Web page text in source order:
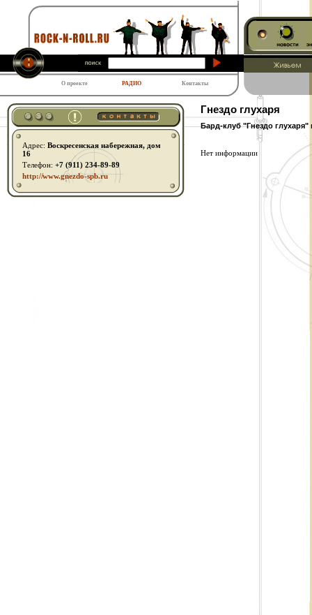
О проекте РАДИО Контакты
Адрес: Воскресенская набережная, дом
16
Телефон: +7 (911) 234-89-89
http:// www.gnezdo-spb.ru
Гнездо глухаря
Бард-клуб "Гнездо глухаря"
Нет информации